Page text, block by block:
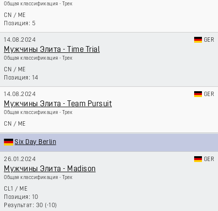
Общая классификация - Трек
CN / ME
5
14.08.2024 GER
Мужчины Элита - Time Trial
Общая классификация - Трек
CN / ME
14
14.08.2024 GER
Мужчины Элита - Team Pursuit
Общая классификация - Трек
CN / ME
Six Day Berlin
26.01.2024 GER
Мужчины Элита - Madison
Общая классификация - Трек
CL1 / ME
10
30 (-10)